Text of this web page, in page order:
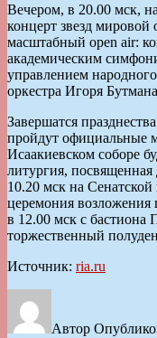
Вечером, в 20.00 мск,
концерт звезд
масштабный open air:
академическим
управлением
оркестра Игоря
Завершатся
пройдут официальные
Исаакиевском соборе
литургия,
10.20 мск на
церемония
в 12.00 мск с бастиона
торжественный
Источник: ria.ru
Автор